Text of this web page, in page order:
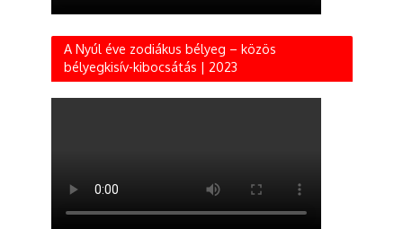
A Nyúl éve zodiákus bélyeg – közös
bélyegkisív-kibocsátás | 2023